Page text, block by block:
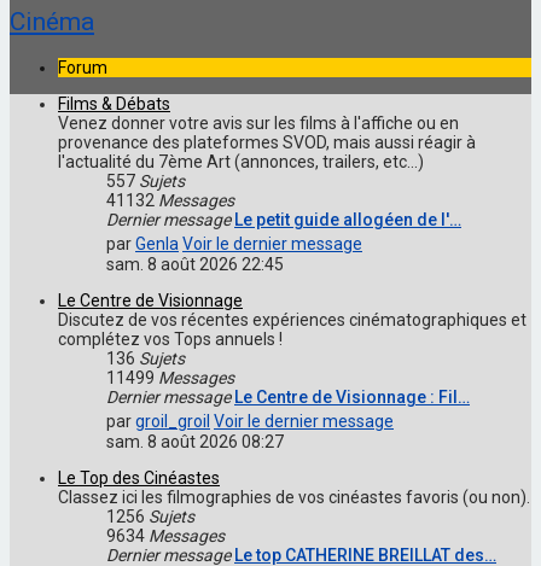
Cinéma
Forum
Films & Débats
Venez donner votre avis sur les films à l'affiche ou en
provenance des plateformes SVOD, mais aussi réagir à
l'actualité du 7ème Art (annonces, trailers, etc...)
557 Sujets
41132 Messages
Dernier message Le petit guide allogéen de l'…
parGenla Voir le dernier message
sam. 8 août 2026 22:45
Le Centre de Visionnage
Discutez de vos récentes expériences cinématographiques et
complétez vos Tops annuels !
136 Sujets
11499 Messages
Dernier message Le Centre de Visionnage : Fil…
pargroil_groil Voir le dernier message
sam. 8 août 2026 08:27
Le Top des Cinéastes
Classez ici les filmographies de vos cinéastes favoris (ou non).
1256 Sujets
9634 Messages
Dernier message Le top CATHERINE BREILLAT des…